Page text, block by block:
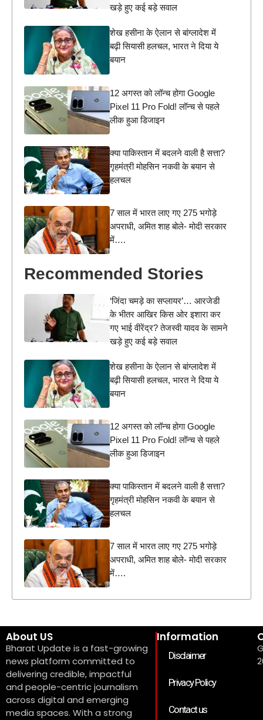
खड़े हुए कई बड़े सवाल
शेख हसीना के ऐलान से बांग्लादेश में
बढ़ी सियासी हलचल, भारत ने दिया ये
बयान
12 अगस्त को लॉन्च होगा Google
Pixel 11 Pro Fold! लॉन्च से पहले
लीक हुआ डिजाइन
क्या पाकिस्तान में बदलने वाली है सत्ता?
गृहमंत्री मोहसिन नकवी के बयान से
हलचल
7 साल में भारत लाए गए 275 भगोड़े
अपराधी, अमित शाह बोले- मोदी सरकार
में….
Recommended Stories
‘जिंदा चमड़े का सप्लायर’… आरजेडी
के भीतर आखिर किस ओर इशारा कर
गए भाई वीरेंद्र? तेजस्वी यादव के सामने
खड़े हुए कई बड़े सवाल
शेख हसीना के ऐलान से बांग्लादेश में
बढ़ी सियासी हलचल, भारत ने दिया ये
बयान
12 अगस्त को लॉन्च होगा Google
Pixel 11 Pro Fold! लॉन्च से पहले
लीक हुआ डिजाइन
क्या पाकिस्तान में बदलने वाली है सत्ता?
गृहमंत्री मोहसिन नकवी के बयान से
हलचल
7 साल में भारत लाए गए 275 भगोड़े
अपराधी, अमित शाह बोले- मोदी सरकार
में….
About US
Bharat Update is a fast-growing
news platform committed to
delivering credible, impactful
and people-centric journalism
across digital and emerging
media spaces. With a strong
Information
Disclaimer
Privacy Policy
Contact us